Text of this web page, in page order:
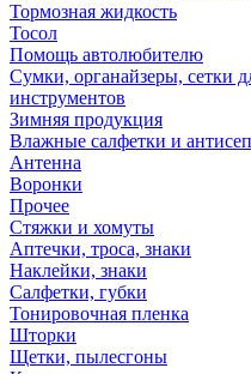
Тормозная жидкость
Тосол
Помощь автолюбителю
Сумки, органайзеры, сетки
инструментов
Зимняя продукция
Влажные салфетки и
Антенна
Воронки
Прочее
Стяжки и хомуты
Аптечки, троса, знаки
Наклейки, знаки
Салфетки, губки
Тонировочная пленка
Шторки
Щетки, пылесгоны